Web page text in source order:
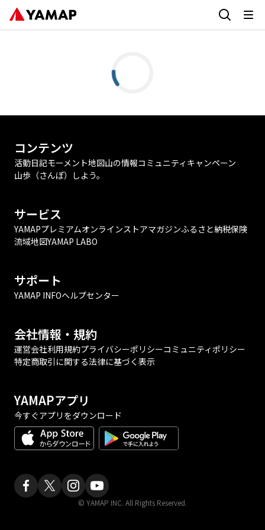
コンテンツ
活動日記モーメント地図山の情報コミュニティ キャンペーン
山歩（さんぽ）しよう。
サービス
YAMAPプレミアムオンラインストアマガジンふるさと納税保険
流域地図YAMAP LABO
サポート
YAMAP INFOヘルプセンター
会社情報・規約
運営会社利用規約プライバシーポリシーコミュニティポリシー
特定商取引に関する法律に基づく表示
YAMAPアプリ
今すぐアプリをダウンロード
© YAMAP INC. All Rights Reserved.